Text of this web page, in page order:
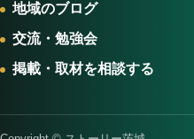
地域のブログ
交流・勉強会
掲載・取材を相談する